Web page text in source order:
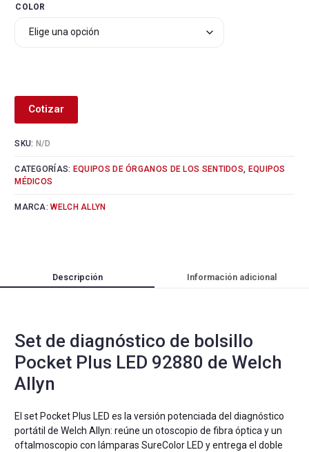
COLOR
Cotizar
SKU: N/D
CATEGORÍAS: EQUIPOS DE ÓRGANOS DE LOS SENTIDOS EQUIPOS
MÉDICOS
MARCA:WELCH ALLYN
Descripción Información adicional
Set de diagnóstico de bolsillo
Pocket Plus LED 92880 de Welch
Allyn
El set Pocket Plus LED es la versión potenciada del diagnóstico
portátil de Welch Allyn: reúne un otoscopio de fibra óptica y un
oftalmoscopio con lámparas SureColor LED y entrega el doble